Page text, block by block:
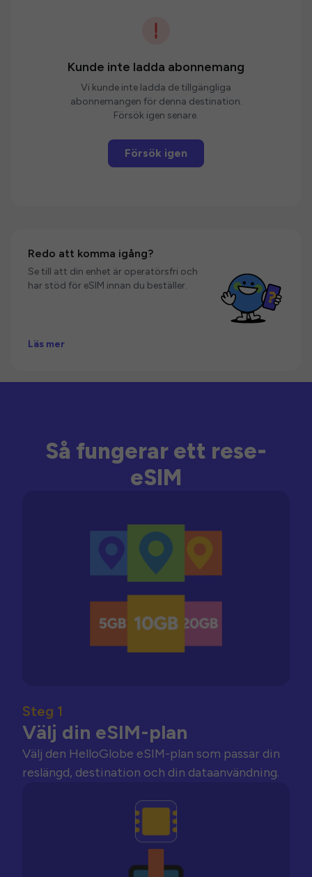
Kunde inte ladda abonnemang
Vi kunde inte ladda de tillgängliga
abonnemangen för denna destination.
Försök igen senare.
Försök igen
Redo att komma igång?
Se till att din enhet är operatörsfri och
har stöd för eSIM innan du beställer.
Läs mer
Så fungerar ett rese-
eSIM
Steg 1
Välj din eSIM-plan
Välj den HelloGlobe eSIM-plan som passar din
reslängd, destination och din dataanvändning.